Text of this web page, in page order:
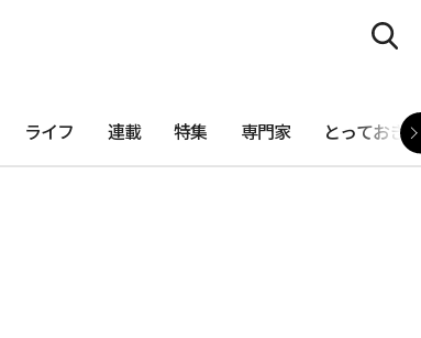
ライフ 連載 特集 専門家 とっておき